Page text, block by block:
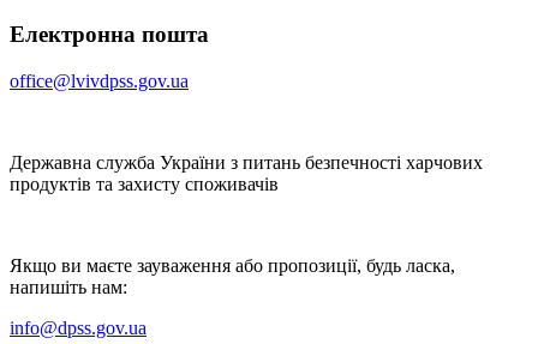
Електронна пошта
office@lvivdpss.gov.ua
Державна служба України з питань безпечності харчових
продуктів та захисту споживачів
Якщо ви маєте зауваження або пропозиції, будь ласка,
напишіть нам:
info@dpss.gov.ua